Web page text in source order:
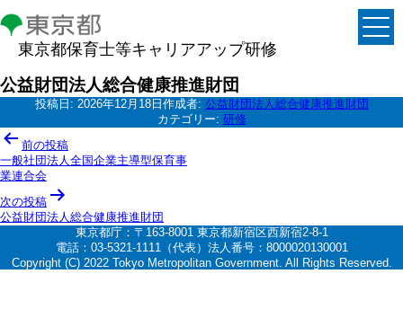
東京都保育士等キャリアアップ研修
公益財団法人総合健康推進財団
投稿日: 2026年12月18日 作成者: 公益財団法人総合健康推進財団
カテゴリー: 研修
投
稿
ナ
ビ
ゲ
ー
前の投稿
一般社団法人全国企業主導型保育事
業連合会
次の投稿
公益財団法人総合健康推進財団
東京都庁：〒163-8001 東京都新宿区西新宿2-8-1
電話：03-5321-1111（代表）法人番号：8000020130001
Copyright (C) 2022 Tokyo Metropolitan Government. All Rights Reserved.